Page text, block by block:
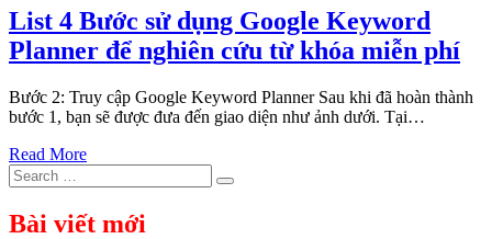
List 4 Bước sử dụng Google Keyword
Planner để nghiên cứu từ khóa miễn phí
Bước 2: Truy cập Google Keyword Planner Sau khi đã hoàn thành
bước 1, bạn sẽ được đưa đến giao diện như ảnh dưới. Tại…
Read More
Search
for:
Search
Bài viết mới